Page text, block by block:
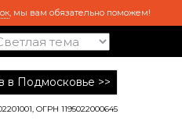
, мы вам обязательно поможем!
в Подмосковье >>
ОГРН 1195022000645